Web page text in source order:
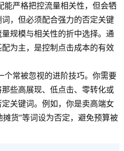
能严格把控流量相关性，但会牺
，但必须配合强力的否定关键
规模与相关性的折中选择。通
为主，是控制点击成本的有效
个常被忽视的进阶技巧。你需要
些高展现、低点击、零转化或
关键词。例如，你是卖高端女
摊货”等词设为否定，避免预算被